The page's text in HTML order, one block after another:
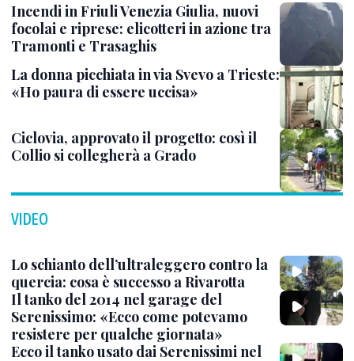
Incendi in Friuli Venezia Giulia, nuovi
focolai e riprese: elicotteri in azione tra
Tramonti e Trasaghis
La donna picchiata in via Svevo a Trieste:
«Ho paura di essere uccisa»
Ciclovia, approvato il progetto: così il
Collio si collegherà a Grado
VIDEO
Lo schianto dell’ultraleggero contro la
quercia: cosa è successo a Rivarotta
Il tanko del 2014 nel garage del
Serenissimo: «Ecco come potevamo
resistere per qualche giornata»
Ecco il tanko usato dai Serenissimi nel